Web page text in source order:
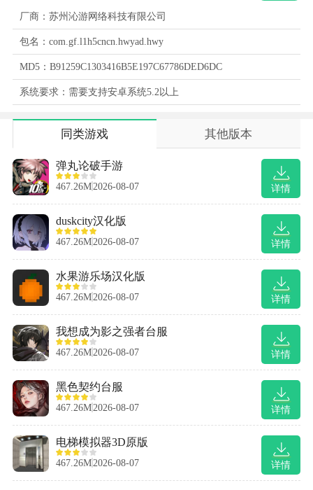
厂商：苏州沁游网络科技有限公司
包名：com.gf.l1h5cncn.hwyad.hwy
MD5：B91259C1303416B5E197C67786DED6DC
系统要求：需要支持安卓系统5.2以上
同类游戏 其他版本
详情
弹丸论破手游
467.26M 2026-08-07
详情
duskcity汉化版
467.26M 2026-08-07
详情
水果游乐场汉化版
467.26M 2026-08-07
详情
我想成为影之强者台服
467.26M 2026-08-07
详情
黑色契约台服
467.26M 2026-08-07
详情
电梯模拟器3D原版
467.26M 2026-08-07